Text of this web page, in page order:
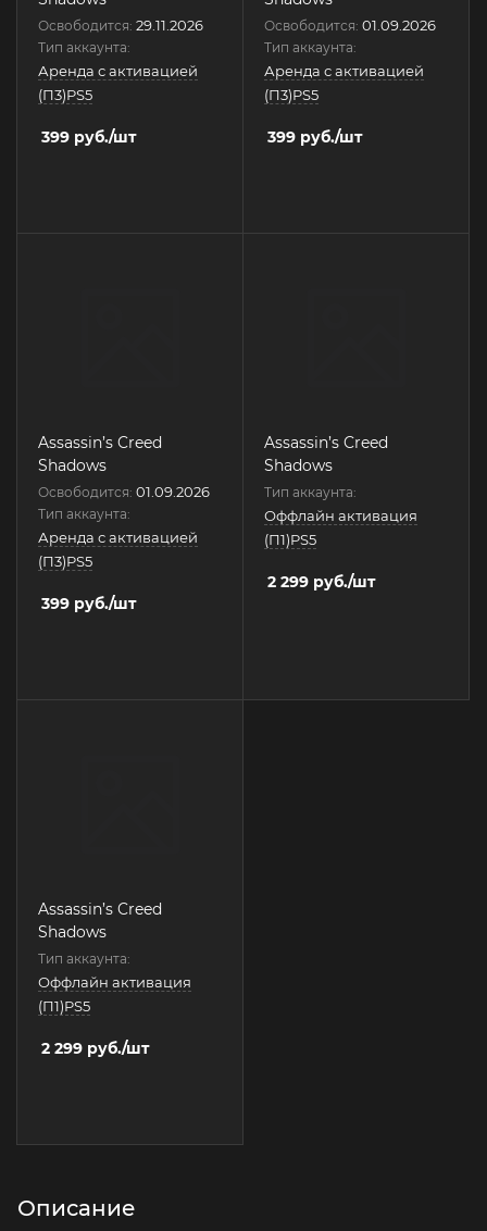
Освободится: 29.11.2026
Тип аккаунта:
Аренда с активацией
(П3)PS5
399 руб./шт
Освободится: 01.09.2026
Тип аккаунта:
Аренда с активацией
(П3)PS5
399 руб./шт
Assassin’s Creed
Shadows
Освободится: 01.09.2026
Тип аккаунта:
Аренда с активацией
(П3)PS5
399 руб./шт
Assassin’s Creed
Shadows
Тип аккаунта:
Оффлайн активация
(П1)PS5
2 299 руб./шт
Assassin’s Creed
Shadows
Тип аккаунта:
Оффлайн активация
(П1)PS5
2 299 руб./шт
Описание